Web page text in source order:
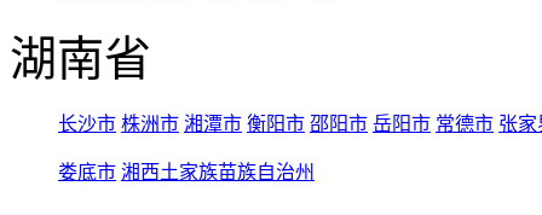
湖南省
长沙市 株洲市 湘潭市 衡阳市 邵阳市 岳阳市 常德市 张家
娄底市 湘西土家族苗族自治州